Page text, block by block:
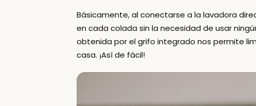
Básicamente, al conectarse a la lavadora
en cada colada sin la necesidad de usar
obtenida por el grifo integrado nos permite
casa. ¡Así de fácil!